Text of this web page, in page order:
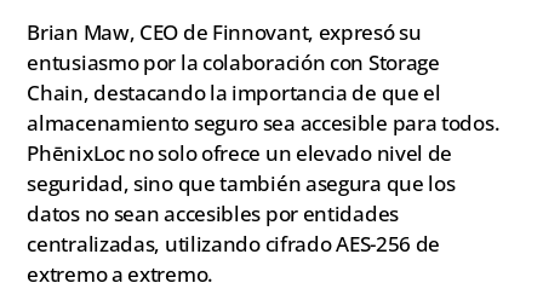
Brian Maw, CEO de Finnovant, expresó su
entusiasmo por la colaboración con Storage
Chain, destacando la importancia de que el
almacenamiento seguro sea accesible para todos.
PhēnixLoc no solo ofrece un elevado nivel de
seguridad, sino que también asegura que los
datos no sean accesibles por entidades
centralizadas, utilizando cifrado AES-256 de
extremo a extremo.